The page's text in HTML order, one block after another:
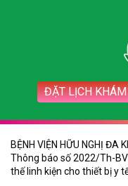
ĐẶT LỊCH KHÁM
BỆNH VIỆN HỮU NGHỊ ĐA
Thông báo số 2022/Th-
thế linh kiện cho thiết bị y